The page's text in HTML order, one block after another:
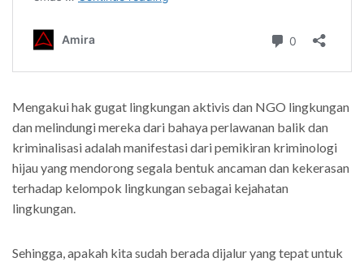
Mengakui hak gugat lingkungan aktivis dan NGO lingkungan
dan melindungi mereka dari bahaya perlawanan balik dan
kriminalisasi adalah manifestasi dari pemikiran kriminologi
hijau yang mendorong segala bentuk ancaman dan kekerasan
terhadap kelompok lingkungan sebagai kejahatan
lingkungan.
Sehingga, apakah kita sudah berada dijalur yang tepat untuk